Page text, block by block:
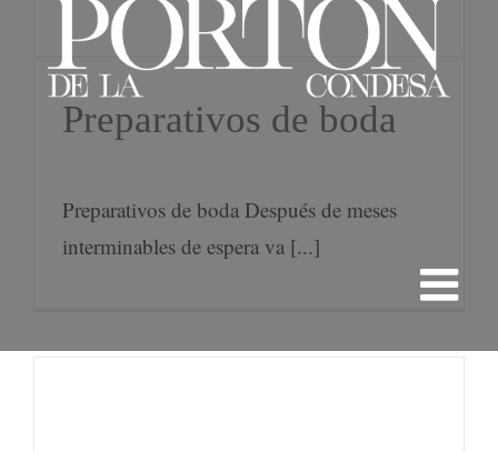
Preparativos de boda
Preparativos de boda Después de meses
interminables de espera va [...]